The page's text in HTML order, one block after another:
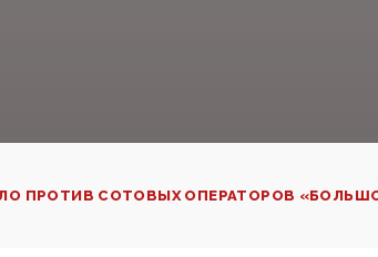
ПРОТИВ СОТОВЫХ ОПЕРАТОРОВ